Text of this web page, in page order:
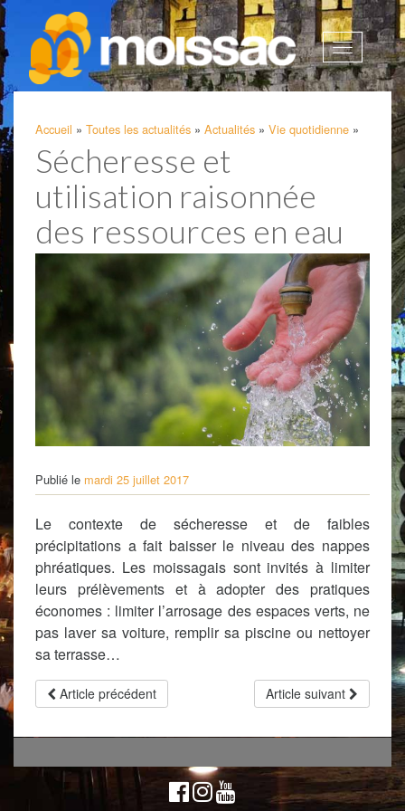
Afficher
la
Accueil » Toutes les actualités » Actualités » Vie quotidienne »
Sécheresse et
utilisation raisonnée
des ressources en eau
Publié le mardi 25 juillet 2017
Le contexte de sécheresse et de faibles
précipitations a fait baisser le niveau des nappes
phréatiques. Les moissagais sont invités à limiter
leurs prélèvements et à adopter des pratiques
économes : limiter l’arrosage des espaces verts, ne
pas laver sa voiture, remplir sa piscine ou nettoyer
sa terrasse…
Article précédent Article suivant